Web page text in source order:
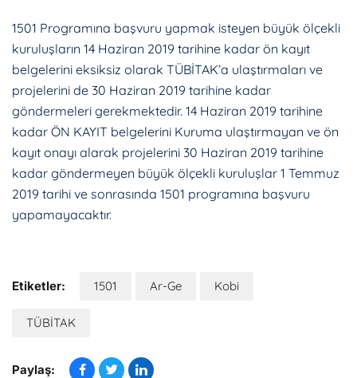
1501 Programına başvuru yapmak isteyen büyük ölçekli
kuruluşların 14 Haziran 2019 tarihine kadar ön kayıt
belgelerini eksiksiz olarak TÜBİTAK’a ulaştırmaları ve
projelerini de 30 Haziran 2019 tarihine kadar
göndermeleri gerekmektedir. 14 Haziran 2019 tarihine
kadar ÖN KAYIT belgelerini Kuruma ulaştırmayan ve ön
kayıt onayı alarak projelerini 30 Haziran 2019 tarihine
kadar göndermeyen büyük ölçekli kuruluşlar 1 Temmuz
2019 tarihi ve sonrasında 1501 programına başvuru
yapamayacaktır.
Etiketler: 1501 Ar-Ge Kobi
TÜBİTAK
Paylaş: